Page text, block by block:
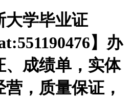
大学毕业证
】办
、成绩单，实体
，质量保证，